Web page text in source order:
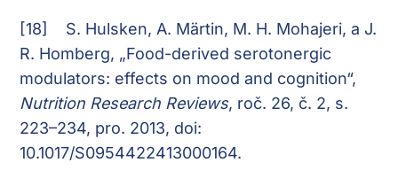
[18] S. Hulsken, A. Märtin, M. H. Mohajeri, a J.
R. Homberg, „Food-derived serotonergic
modulators: effects on mood and cognition“,
Nutrition Research Reviews, roč. 26, č. 2, s.
223–234, pro. 2013, doi:
10.1017/S0954422413000164.